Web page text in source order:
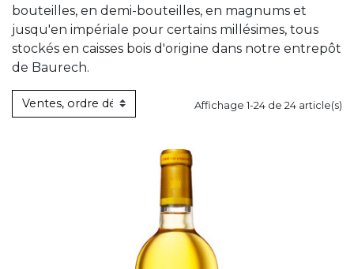
bouteilles, en demi-bouteilles, en magnums et
jusqu'en impériale pour certains millésimes, tous
stockés en caisses bois d'origine dans notre entrepôt
de Baurech.
Affichage 1-24 de 24 article(s)